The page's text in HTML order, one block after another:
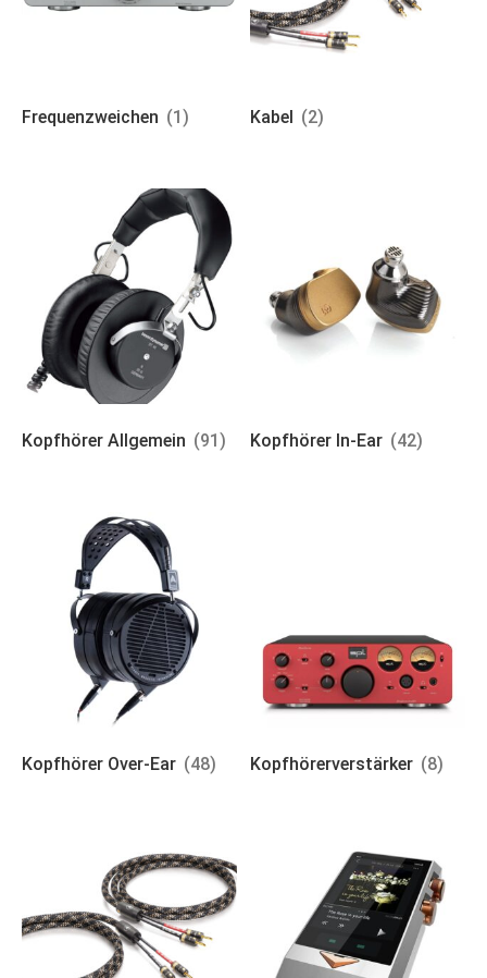
Frequenzweichen (1) Kabel (2)
Kopfhörer Allgemein (91) Kopfhörer In-Ear (42)
Kopfhörer Over-Ear (48) Kopfhörerverstärker (8)